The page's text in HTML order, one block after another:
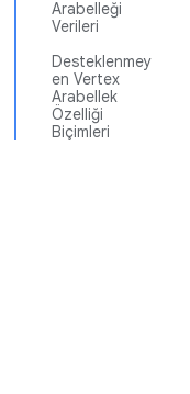
Arabelleği
Verileri
Desteklenmey
en Vertex
Arabellek
Özelliği
Biçimleri